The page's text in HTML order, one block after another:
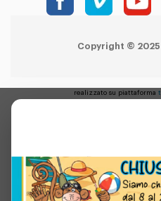
Copyright ©
realizzato su piattaforma